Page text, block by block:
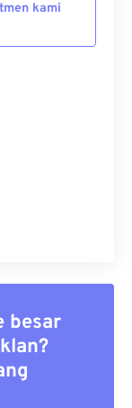
kami
besar